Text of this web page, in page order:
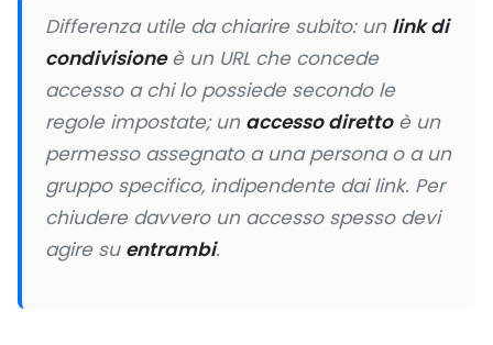
Differenza utile da chiarire subito: un link di
condivisioneè un URL che concede
accesso a chi lo possiede secondo le
regole impostate; un accesso direttoè un
permesso assegnato a una persona o a un
gruppo specifico, indipendente dai link. Per
chiudere davvero un accesso spesso devi
agire su entrambi.